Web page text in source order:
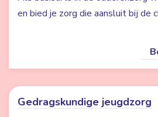
en bied je zorg die aansluit bij de
Gedragskundige jeugdzorg